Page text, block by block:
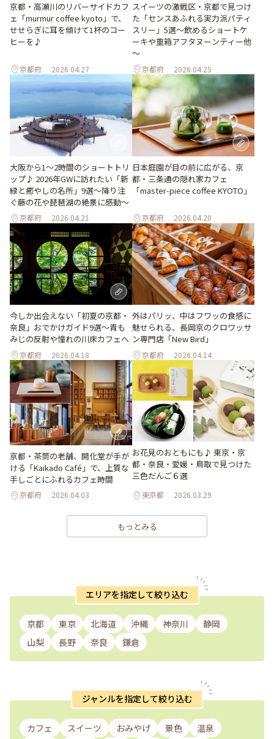
京都・高瀬川のリバーサイドカフ
ェ「murmur coffee kyoto」で、
せせらぎに耳を傾けて1杯のコー
ヒーを♪
京都府 2026.04.27
スイーツの激戦区・京都で見つけ
た「センスあふれる実力派パティ
スリー」5選～飲めるショートケ
ーキや重箱アフタヌーンティー他
～
京都府 2026.04.25
大阪から1〜2時間のショートトリ
ップ♪ 2026年GWに訪れたい「新
緑と癒やしの名所」9選～降り注
ぐ藤の花や琵琶湖の絶景に感動～
京都府 2026.04.21
日本庭園が目の前に広がる、京
都・三条通の隠れ家カフェ
「master-piece coffee KYOTO」
京都府 2026.04.20
今しか出会えない「初夏の京都・
奈良」おでかけガイド9選～青も
みじの反射や憧れの川床カフェへ
京都府 2026.04.18
外はパリッ、中はフワッの食感に
魅せられる、長岡京のクロワッサ
ン専門店「New Bird」
京都府 2026.04.14
京都・茶筒の老舗、開化堂が手が
ける「Kaikado Café」で、上質な
手しごとにふれるカフェ時間
京都府 2026.04.03
お花見のおともにも♪ 東京・京
都・奈良・愛媛・鳥取で見つけた
三色だんご６選
東京都 2026.03.29
もっとみる
エリアを指定して絞り込む
京都 東京 北海道 沖縄 神奈川
静岡
山梨
長野 奈良 鎌倉
ジャンルを指定して絞り込む
カフェ スイーツ おみやげ 景色 温泉